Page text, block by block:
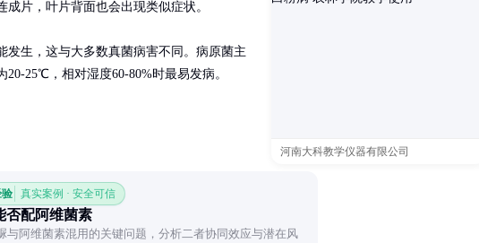
河南大科教学仪器有限公司
片，叶片背面也会出现类似症状。
生，这与大多数真菌病害不同。病原菌主
25℃，相对湿度60-80%时最易发病。
真实案例 · 安全可信
否配阿维菌素
与阿维菌素混用的关键问题，分析二者协同效应与潜在风